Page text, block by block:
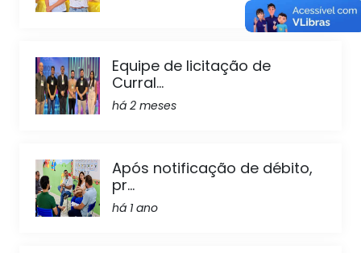
Equipe de licitação de
Curral...
há 2 meses
Após notificação de débito,
pr...
há 1 ano